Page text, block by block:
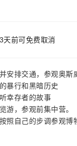
3天前可免费取消
安排交通，参观奥斯
暴行和黑暗历史
幸存者的故事
游，参观前集中营。
照自己的步调参观博